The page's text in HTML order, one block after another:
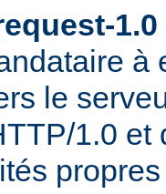
1.0
à
le
1.0 et